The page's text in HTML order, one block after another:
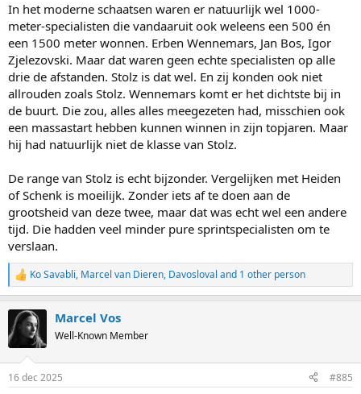
In het moderne schaatsen waren er natuurlijk wel 1000-
meter-specialisten die vandaaruit ook weleens een 500 én
een 1500 meter wonnen. Erben Wennemars, Jan Bos, Igor
Zjelezovski. Maar dat waren geen echte specialisten op alle
drie de afstanden. Stolz is dat wel. En zij konden ook niet
allrouden zoals Stolz. Wennemars komt er het dichtste bij in
de buurt. Die zou, alles alles meegezeten had, misschien ook
een massastart hebben kunnen winnen in zijn topjaren. Maar
hij had natuurlijk niet de klasse van Stolz.
De range van Stolz is echt bijzonder. Vergelijken met Heiden
of Schenk is moeilijk. Zonder iets af te doen aan de
grootsheid van deze twee, maar dat was echt wel een andere
tijd. Die hadden veel minder pure sprintspecialisten om te
verslaan.
R
e
c
t
s
Ko Savabli, Marcel van Dieren, Davosloval and 1 other person
Marcel Vos
Well-Known Member
16 dec 2025 #885